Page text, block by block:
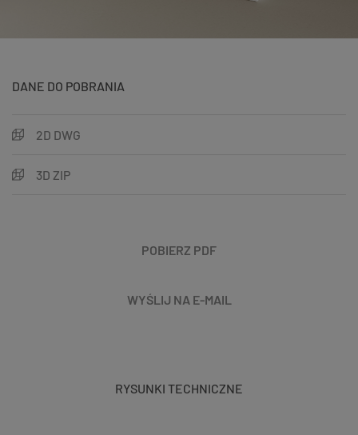
DANE DO POBRANIA
2D DWG
3D ZIP
POBIERZ PDF
WYŚLIJ NA E-MAIL
RYSUNKI TECHNICZNE